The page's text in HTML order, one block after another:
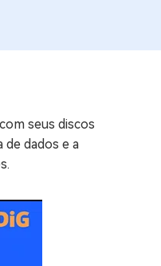
seus discos
de dados e a